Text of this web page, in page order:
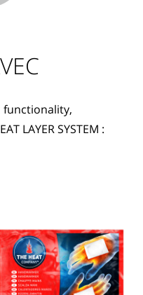
functionality,
LAYER SYSTEM :